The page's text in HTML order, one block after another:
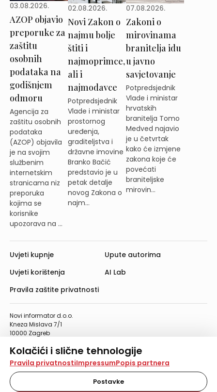
Kolačići i slične tehnologije
Na našoj web stranici koristimo kolačiće i slične
tehnologije za pohranu, čitanje i obradu informacija na
vašem uređaju. Time poboljšavamo korisničko iskustvo,
analiziramo promet na stranici te prikazujemo sadržaje i
Pravila privatnostiImpressumPopis partnera
Postavke
03.08.2026.
AZOP objavio
preporuke za
zaštitu
osobnih
podataka na
godišnjem
odmoru
Agencija za
zaštitu osobnih
podataka
(AZOP) objavila
je na svojim
službenim
internetskim
stranicama niz
preporuka
kojima se
korisnike
upozorava na ...
02.08.2026.
Novi Zakon o
najmu bolje
štiti i
najmoprimce,
ali i
najmodavce
Potpredsjednik
Vlade i ministar
prostornog
uređenja,
graditeljstva i
državne imovine
Branko Bačić
predstavio je u
petak detalje
novog Zakona o
najm...
07.08.2026.
Zakoni o
mirovinama
branitelja idu
u javno
savjetovanje
Potpredsjednik
Vlade i ministar
hrvatskih
branitelja Tomo
Medved najavio
je u četvrtak
kako će izmjene
zakona koje će
povećati
braniteljske
mirovin...
Novi informator d.o.o.
Kneza Mislava 7/1
10000 Zagreb
Telefaks: 01/4612-553
info@informator.hr
PRATITE NAS:
Uvjeti kupnje
Uvjeti korištenja
Pravila zaštite privatnosti
Upute autorima
AI Lab